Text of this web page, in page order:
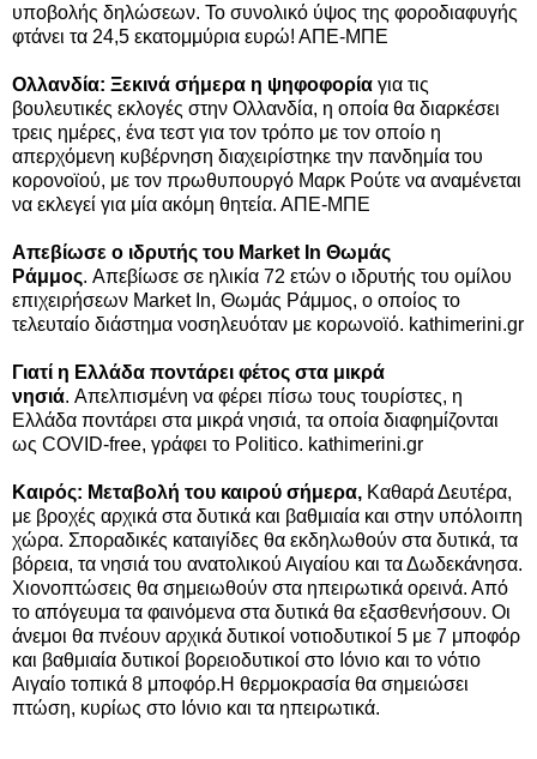
υποβολής δηλώσεων. Το συνολικό ύψος της φοροδιαφυγής
φτάνει τα 24,5 εκατομμύρια ευρώ! ΑΠΕ-ΜΠΕ
Ολλανδία: Ξεκινά σήμερα η ψηφοφορία για τις
βουλευτικές εκλογές στην Ολλανδία, η οποία θα διαρκέσει
τρεις ημέρες, ένα τεστ για τον τρόπο με τον οποίο η
απερχόμενη κυβέρνηση διαχειρίστηκε την πανδημία του
κορονοϊού, με τον πρωθυπουργό Μαρκ Ρούτε να αναμένεται
να εκλεγεί για μία ακόμη θητεία. ΑΠΕ-ΜΠΕ
Απεβίωσε ο ιδρυτής του Market In Θωμάς
Ράμμος. Απεβίωσε σε ηλικία 72 ετών ο ιδρυτής του ομίλου
επιχειρήσεων Market In, Θωμάς Ράμμος, ο οποίος το
τελευταίο διάστημα νοσηλευόταν με κορωνοϊό. kathimerini.gr
Γιατί η Ελλάδα ποντάρει φέτος στα μικρά
νησιά. Απελπισμένη να φέρει πίσω τους τουρίστες, η
Ελλάδα ποντάρει στα μικρά νησιά, τα οποία διαφημίζονται
ως COVID-free, γράφει το Politico. kathimerini.gr
Καιρός: Μεταβολή του καιρού σήμερα, Καθαρά Δευτέρα,
με βροχές αρχικά στα δυτικά και βαθμιαία και στην υπόλοιπη
χώρα. Σποραδικές καταιγίδες θα εκδηλωθούν στα δυτικά, τα
βόρεια, τα νησιά του ανατολικού Αιγαίου και τα Δωδεκάνησα.
Χιονοπτώσεις θα σημειωθούν στα ηπειρωτικά ορεινά. Από
το απόγευμα τα φαινόμενα στα δυτικά θα εξασθενήσουν. Οι
άνεμοι θα πνέουν αρχικά δυτικοί νοτιοδυτικοί 5 με 7 μποφόρ
και βαθμιαία δυτικοί βορειοδυτικοί στο Ιόνιο και το νότιο
Αιγαίο τοπικά 8 μποφόρ.Η θερμοκρασία θα σημειώσει
πτώση, κυρίως στο Ιόνιο και τα ηπειρωτικά.